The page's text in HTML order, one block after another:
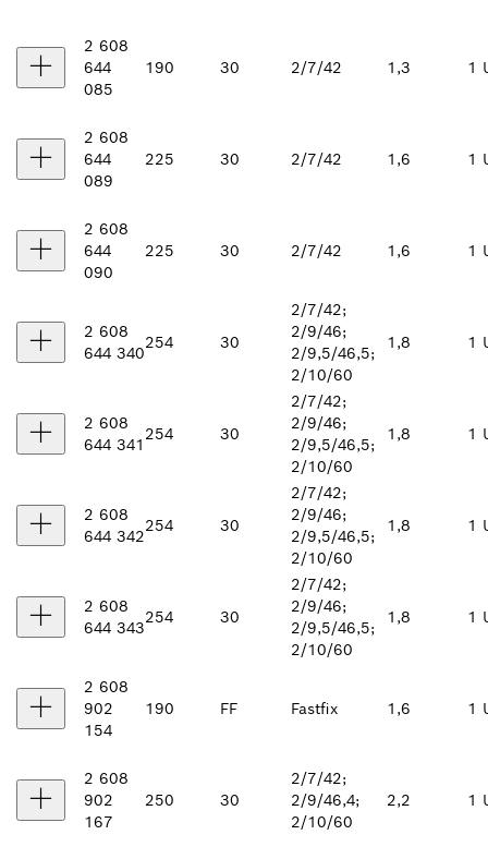
2 608
644
085
190 30 2/7/42 1,3 1
2 608
644
089
225 30 2/7/42 1,6 1
2 608
644
090
225 30 2/7/42 1,6 1
2 608
644 340
254 30
2/7/42;
2/9/46;
2/9,5/46,5;
2/10/60
1,8 1
2 608
644 341
254 30
2/7/42;
2/9/46;
2/9,5/46,5;
2/10/60
1,8 1
2 608
644 342
254 30
2/7/42;
2/9/46;
2/9,5/46,5;
2/10/60
1,8 1
2 608
644 343
254 30
2/7/42;
2/9/46;
2/9,5/46,5;
2/10/60
1,8 1
2 608
902
154
190 FF Fastfix 1,6 1
2 608
902
167
250 30
2/7/42;
2/9/46,4;
2/10/60
2,2 1